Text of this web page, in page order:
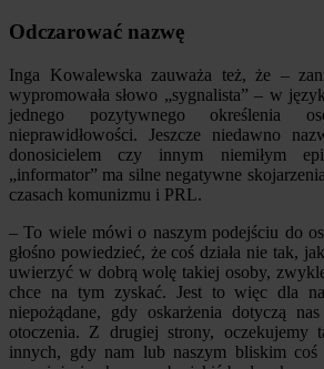
Odczarować nazwę
Inga Kowalewska zauważa też, że –
wypromowała słowo „sygnalista” – w
jednego pozytywnego określenia
nieprawidłowości. Jeszcze niedawno
donosicielem czy innym niemiłym
„informator” ma silne negatywne
czasach komunizmu i PRL.
– To wiele mówi o naszym podejściu do
głośno powiedzieć, że coś działa nie tak,
uwierzyć w dobrą wolę takiej osoby,
chce na tym zyskać. Jest to więc dla
niepożądane, gdy oskarżenia dotyczą
otoczenia. Z drugiej strony, oczekujemy
innych, gdy nam lub naszym bliskim coś